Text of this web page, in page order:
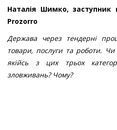
Наталія Шимко, заступник
Prozorro
Держава через тендерні
товари, послуги та роботи.
якійсь з цих трьох
зловживань? Чому?